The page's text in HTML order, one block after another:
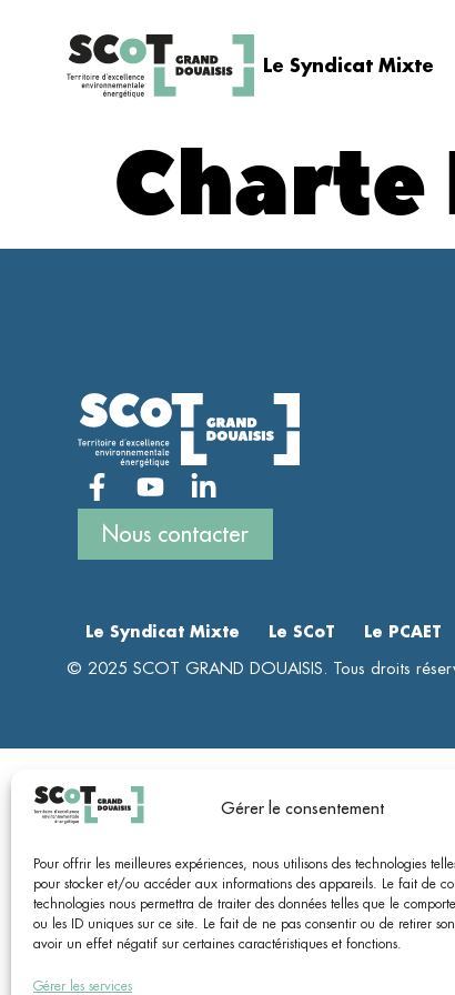
Gérer le consentement
Pour offrir les meilleures expériences, nous utilisons des technologies
pour stocker et/ou accéder aux informations des appareils. Le fait de
technologies nous permettra de traiter des données telles que le
ou les ID uniques sur ce site. Le fait de ne pas consentir ou de retirer
avoir un effet négatif sur certaines caractéristiques et fonctions.
Gérer les services
Le Syndicat Mixte
Charte
Nous contacter
Le Syndicat Mixte Le SCoT Le PCAET
© 2025 SCOT GRAND DOUAISIS. Tous droits